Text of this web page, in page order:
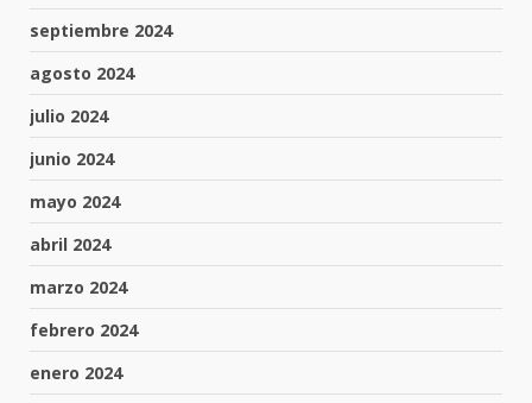
septiembre 2024
agosto 2024
julio 2024
junio 2024
mayo 2024
abril 2024
marzo 2024
febrero 2024
enero 2024